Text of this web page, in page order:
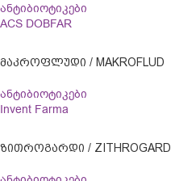
ანტიბიოტიკები
ACS DOBFAR
ᲛᲐᲙᲠᲝᲤᲚᲣᲓᲘ / MAKROFLUD
ანტიბიოტიკები
Invent Farma
ᲖᲘᲗᲠᲝᲒᲐᲠᲓᲘ / ZITHROGARD